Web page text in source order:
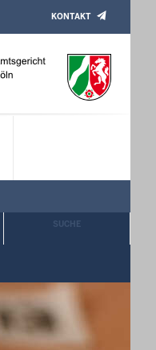
KONTAKT
SUCHE